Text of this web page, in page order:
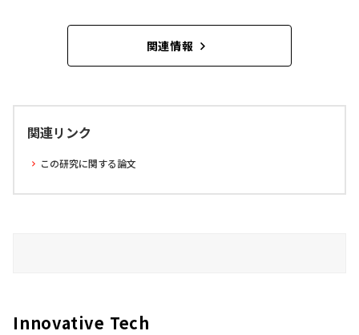
関連情報
関連リンク
この研究に関する論文
Innovative Tech